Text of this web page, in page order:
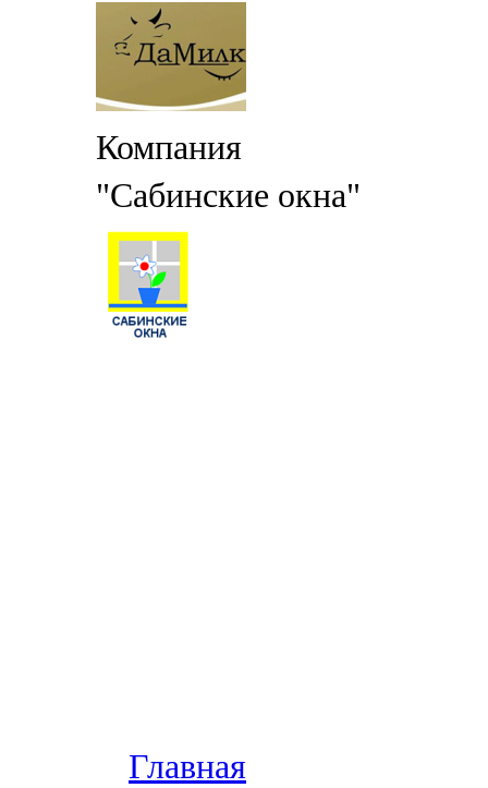
Компания
"Сабинские окна"
Главная